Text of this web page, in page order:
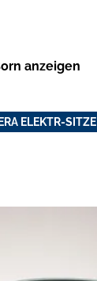
anzeigen
ELEKTR-SITZE